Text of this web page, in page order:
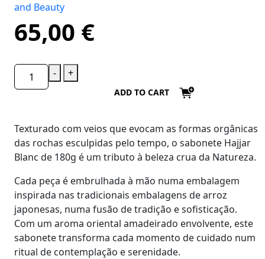
and Beauty
65,00 €
- +
ADD TO CART
Texturado com veios que evocam as formas orgânicas
das rochas esculpidas pelo tempo, o sabonete Hajjar
Blanc de 180g é um tributo à beleza crua da Natureza.
Cada peça é embrulhada à mão numa embalagem
inspirada nas tradicionais embalagens de arroz
japonesas, numa fusão de tradição e sofisticação.
Com um aroma oriental amadeirado envolvente, este
sabonete transforma cada momento de cuidado num
ritual de contemplação e serenidade.